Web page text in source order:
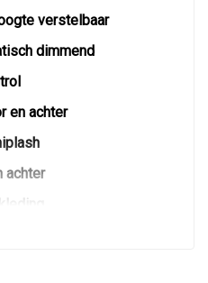
verstelbaar
dimmend
en achter
achter